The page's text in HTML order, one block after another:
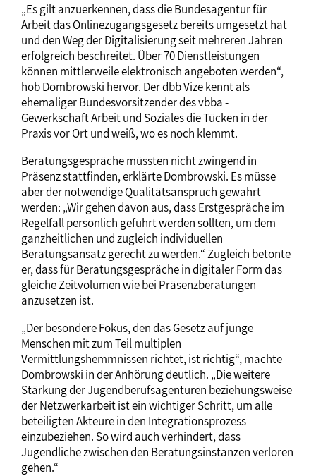
„Es gilt anzuerkennen, dass die Bundesagentur für
Arbeit das Onlinezugangsgesetz bereits umgesetzt hat
und den Weg der Digitalisierung seit mehreren Jahren
erfolgreich beschreitet. Über 70 Dienstleistungen
können mittlerweile elektronisch angeboten werden“,
hob Dombrowski hervor. Der dbb Vize kennt als
ehemaliger Bundesvorsitzender des vbba -
Gewerkschaft Arbeit und Soziales die Tücken in der
Praxis vor Ort und weiß, wo es noch klemmt.
Beratungsgespräche müssten nicht zwingend in
Präsenz stattfinden, erklärte Dombrowski. Es müsse
aber der notwendige Qualitätsanspruch gewahrt
werden: „Wir gehen davon aus, dass Erstgespräche im
Regelfall persönlich geführt werden sollten, um dem
ganzheitlichen und zugleich individuellen
Beratungsansatz gerecht zu werden.“ Zugleich betonte
er, dass für Beratungsgespräche in digitaler Form das
gleiche Zeitvolumen wie bei Präsenzberatungen
anzusetzen ist.
„Der besondere Fokus, den das Gesetz auf junge
Menschen mit zum Teil multiplen
Vermittlungshemmnissen richtet, ist richtig“, machte
Dombrowski in der Anhörung deutlich. „Die weitere
Stärkung der Jugendberufsagenturen beziehungsweise
der Netzwerkarbeit ist ein wichtiger Schritt, um alle
beteiligten Akteure in den Integrationsprozess
einzubeziehen. So wird auch verhindert, dass
Jugendliche zwischen den Beratungsinstanzen verloren
gehen.“